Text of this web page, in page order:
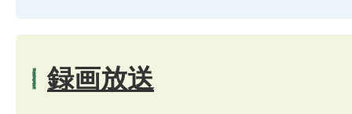
録画放送